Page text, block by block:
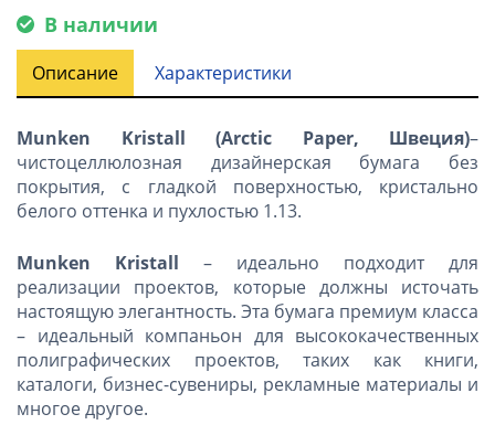
В наличии
Описание Характеристики
Munken Kristall (Arctic Paper, Швеция)–
чистоцеллюлозная дизайнерская бумага без
покрытия, с гладкой поверхностью, кристально
белого оттенка и пухлостью 1.13.
Munken Kristall – идеально подходит для
реализации проектов, которые должны источать
настоящую элегантность. Эта бумага премиум класса
– идеальный компаньон для высококачественных
полиграфических проектов, таких как книги,
каталоги, бизнес-сувениры, рекламные материалы и
многое другое.